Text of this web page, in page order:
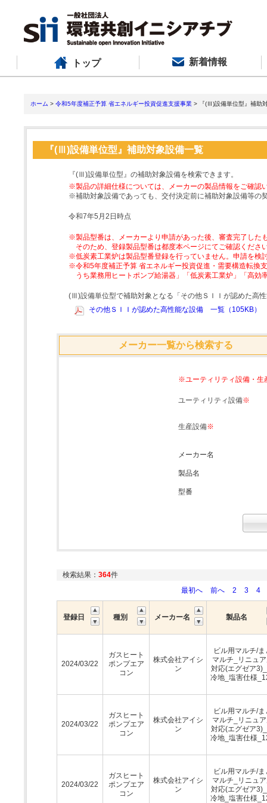
トップ 新着情報
ホーム > 令和5年度補正予算 省エネルギー投資促進支援事業 > 『(Ⅲ)設備単位型』補助
『(Ⅲ)設備単位型』補助対象設備一覧
『(Ⅲ)設備単位型』の補助対象設備を検索できます。
※製品の詳細仕様については、メーカーの製品情報をご確認
※補助対象設備であっても、交付決定前に補助対象設備等の
令和7年5月2日時点
※製品型番は、メーカーより申請があった後、審査完了した
そのため、登録製品型番は都度本ページにてご確認くださ
※低炭素工業炉は製品型番登録を行っていません。申請を検
※令和5年度補正予算 省エネルギー投資促進・需要構造転換
うち業務用ヒートポンプ給湯器」「低炭素工業炉」「高
(Ⅲ)設備単位型で補助対象となる「その他ＳＩＩが認めた高
その他ＳＩＩが認めた高性能な設備 一覧（105KB）
メーカー一覧から検索する
※ユーティリティ設備・生
ユーティリティ設備※
生産設備※
メーカー名
製品名
型番
検索結果： 364件
最初へ
前へ 2 3 4
登録日 種別 メーカー名 製品名
2024/03/22
ガスヒート
ポンプエア
コン
株式会社アイシ
ン
ビル用マルチ/ま
マルチ_リニュ
対応(エグゼア
冷地_塩害仕様
2024/03/22
ガスヒート
ポンプエア
コン
株式会社アイシ
ン
ビル用マルチ/ま
マルチ_リニュ
対応(エグゼア
冷地_塩害仕様
2024/03/22
ガスヒート
ポンプエア
コン
株式会社アイシ
ン
ビル用マルチ/ま
マルチ_リニュ
対応(エグゼア
冷地_塩害仕様